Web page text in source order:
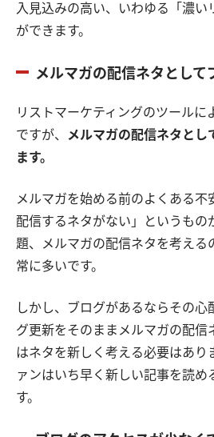
入見込みの高い、いわゆる「濃い
ができます。
メルマガの配信ネタとして
リストマーケティングのツールに
ですが、
メルマガの配信ネタとし
ます。
メルマガを始める前のよくある不
配信するネタがない」というもの
題、メルマガの配信ネタを考える
常に多いです。
しかし、ブログがあるならその心
グ更新をそのままメルマガの配信
はネタを新しく考える必要はあり
ァンはいち早く新しい記事を読め
す。